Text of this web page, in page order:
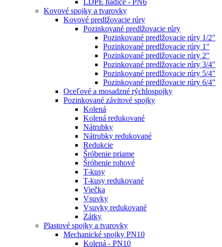
Kovové spojky a tvarovky
Kovové predlžovacie rúry
Pozinkované predlžovacie rúry
Pozinkované predlžovacie rúry 1/2"
Pozinkované predlžovacie rúry 1"
Pozinkované predlžovacie rúry 2"
Pozinkované predlžovacie rúry 3/4"
Pozinkované predlžovacie rúry 5/4"
Pozinkované predlžovacie rúry 6/4"
Oceľové a mosadzné rýchlospojky
Pozinkované závitové spojky
Kolená
Kolená redukované
Nátrubky
Nátrubky redukované
Redukcie
Šróbenie priame
Šróbenie rohové
T-kusy
T-kusy redukované
Viečka
Vsuvky
Vsuvky redukované
Zátky
Plastové spojky a tvarovky
Mechanické spojky PN10
Kolená - PN10